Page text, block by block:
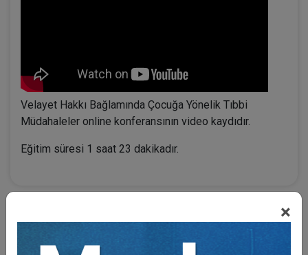
×
Velayet Hakkı Bağlamında Çocuğa Yönelik Tıbbi
Müdahaleler online konferansının video kaydıdır.
Eğitim süresi 1 saat 23 dakikadır.